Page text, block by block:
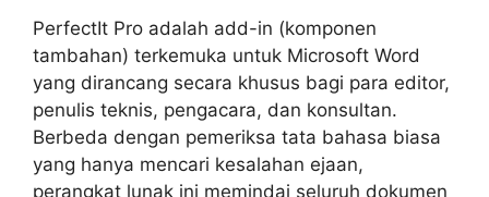
PerfectIt Pro adalah add-in (komponen
tambahan) terkemuka untuk Microsoft Word
yang dirancang secara khusus bagi para editor,
penulis teknis, pengacara, dan konsultan.
Berbeda dengan pemeriksa tata bahasa biasa
yang hanya mencari kesalahan ejaan,
perangkat lunak ini memindai seluruh dokumen